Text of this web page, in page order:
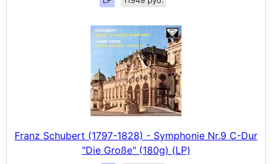
Franz Schubert (1797-1828) - Symphonie Nr.9 C-Dur
"Die Große" (180g) (LP)